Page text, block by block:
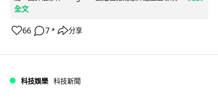
全文
66 7 ↗ 分享
科技娛樂 科技新聞